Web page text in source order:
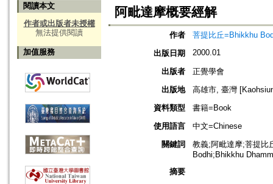
閱讀本文
作者或出版者未授權
無法提供閱讀
加值服務
阿毗達摩概要經解
作者
菩提比丘=Bhikkhu
出版日期
2000.01
出版者
正覺學會
出版地
高雄市, 臺灣
資料類型
書籍=Book
使用語言
中文=Chinese
關鍵詞
教義;阿毗達摩;菩提比
Bodhi;Bhikkhu
摘要